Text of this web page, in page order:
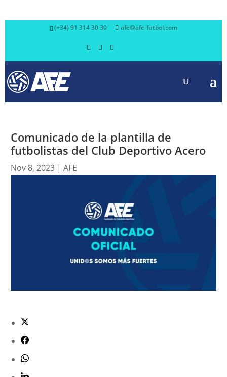
(+34) 91 314 30 30 afe@afe-futbol.com
Comunicado de la plantilla de
futbolistas del Club Deportivo Acero
Nov 8, 2023| AFE